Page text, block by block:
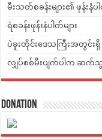
မီးသတ်စခန်းများ၏ ဖုန်းနံပါ
ရဲစခန်းဖုန်းနံပါတ်များ
ပဲခူးတိုင်းဒေသကြီးအတွင်းရှိ
လျှပ်စစ်မီးပျက်ပါက ဆက်သွ
Donation